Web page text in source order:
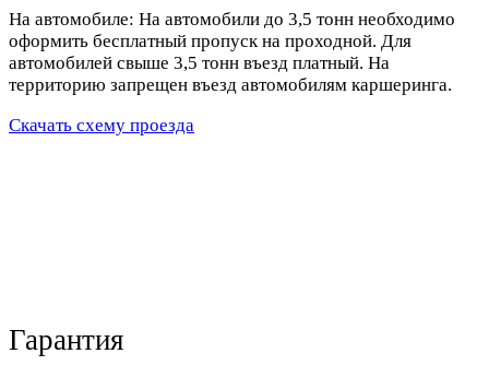
На автомобиле: На автомобили до 3,5 тонн необходимо
оформить бесплатный пропуск на проходной. Для
автомобилей свыше 3,5 тонн въезд платный. На
территорию запрещен въезд автомобилям каршеринга.
Скачать схему проезда
Гарантия